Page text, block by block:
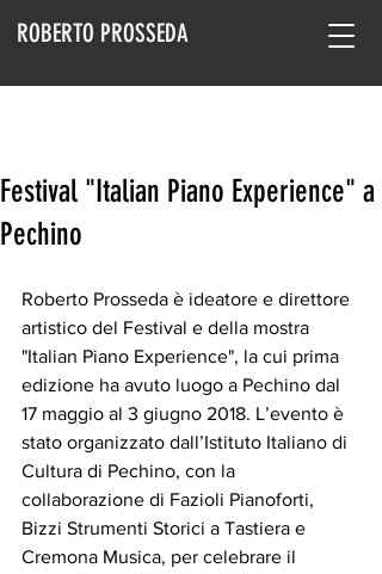
ROBERTO PROSSEDA
Festival "Italian Piano Experience" a
Pechino
Roberto Prosseda è ideatore e direttore
artistico del Festival e della mostra
"Italian Piano Experience", la cui prima
edizione ha avuto luogo a Pechino dal
17 maggio al 3 giugno 2018. L’evento è
stato organizzato dall’Istituto Italiano di
Cultura di Pechino, con la
collaborazione di Fazioli Pianoforti,
Bizzi Strumenti Storici a Tastiera e
Cremona Musica, per celebrare il